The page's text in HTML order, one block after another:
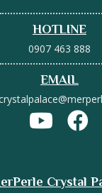
HOTLINE
0907 463 888
EMAIL
Crystal